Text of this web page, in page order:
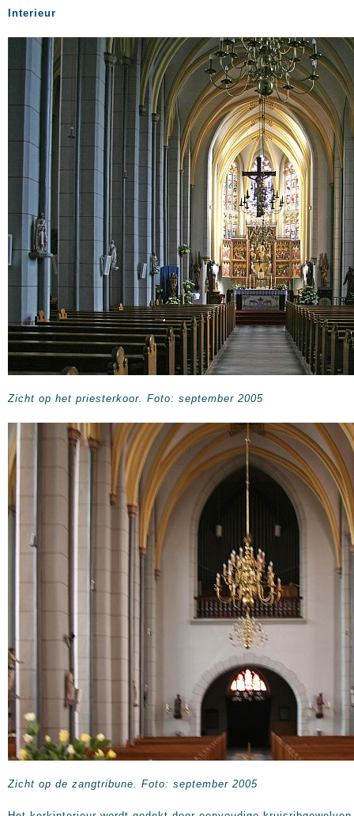
Interieur
Zicht op het priesterkoor. Foto: september 2005
Zicht op de zangtribune. Foto: september 2005